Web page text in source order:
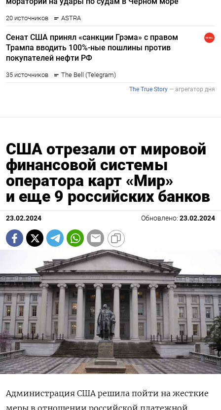
США отрезали от мировой
финансовой системы
оператора карт «Мир»
и еще 9 российских банков
23.02.2024 Обновлено: 23.02.2024
Администрация США решила пойти на жесткие